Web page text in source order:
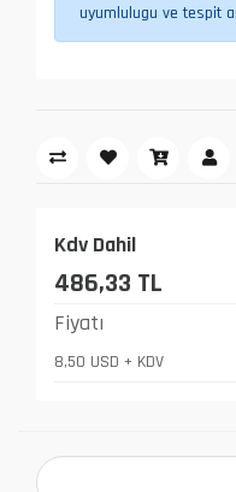
uyumlulugu ve tespit
Kdv Dahil
486,33 TL
Fiyatı
8,50 USD + KDV